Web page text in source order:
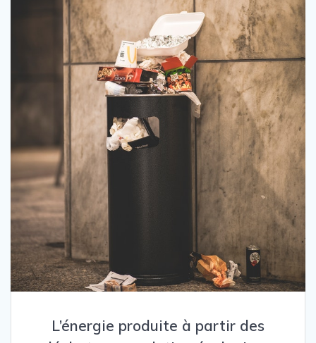
L’énergie produite à partir des